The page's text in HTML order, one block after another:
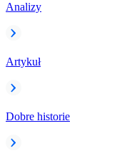
Analizy
Artykuł
Dobre historie